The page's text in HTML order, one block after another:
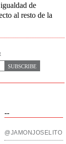
de
al resto de la
SUBSCRIBE
--
@JAMONJOSELITO